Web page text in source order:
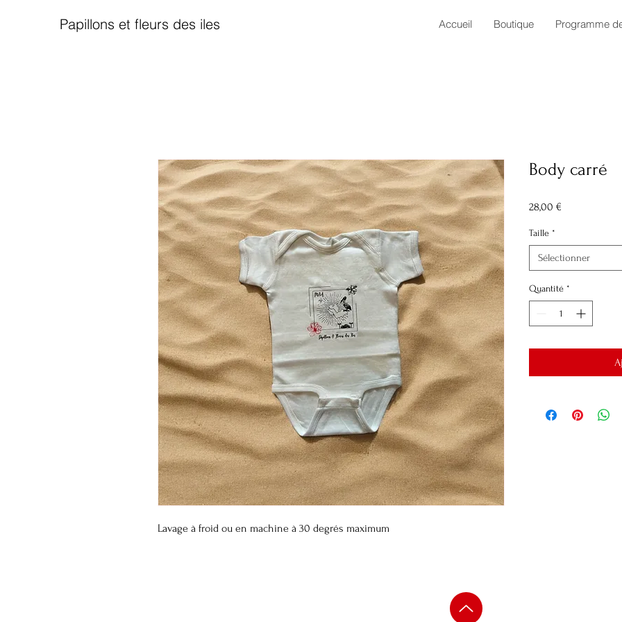
Papillons et fleurs des iles Accueil Boutique Programme
Lavage à froid ou en machine à 30 degrés maximum
Body carré
28,00 €
Taille *
Sélectionner
Quantité *